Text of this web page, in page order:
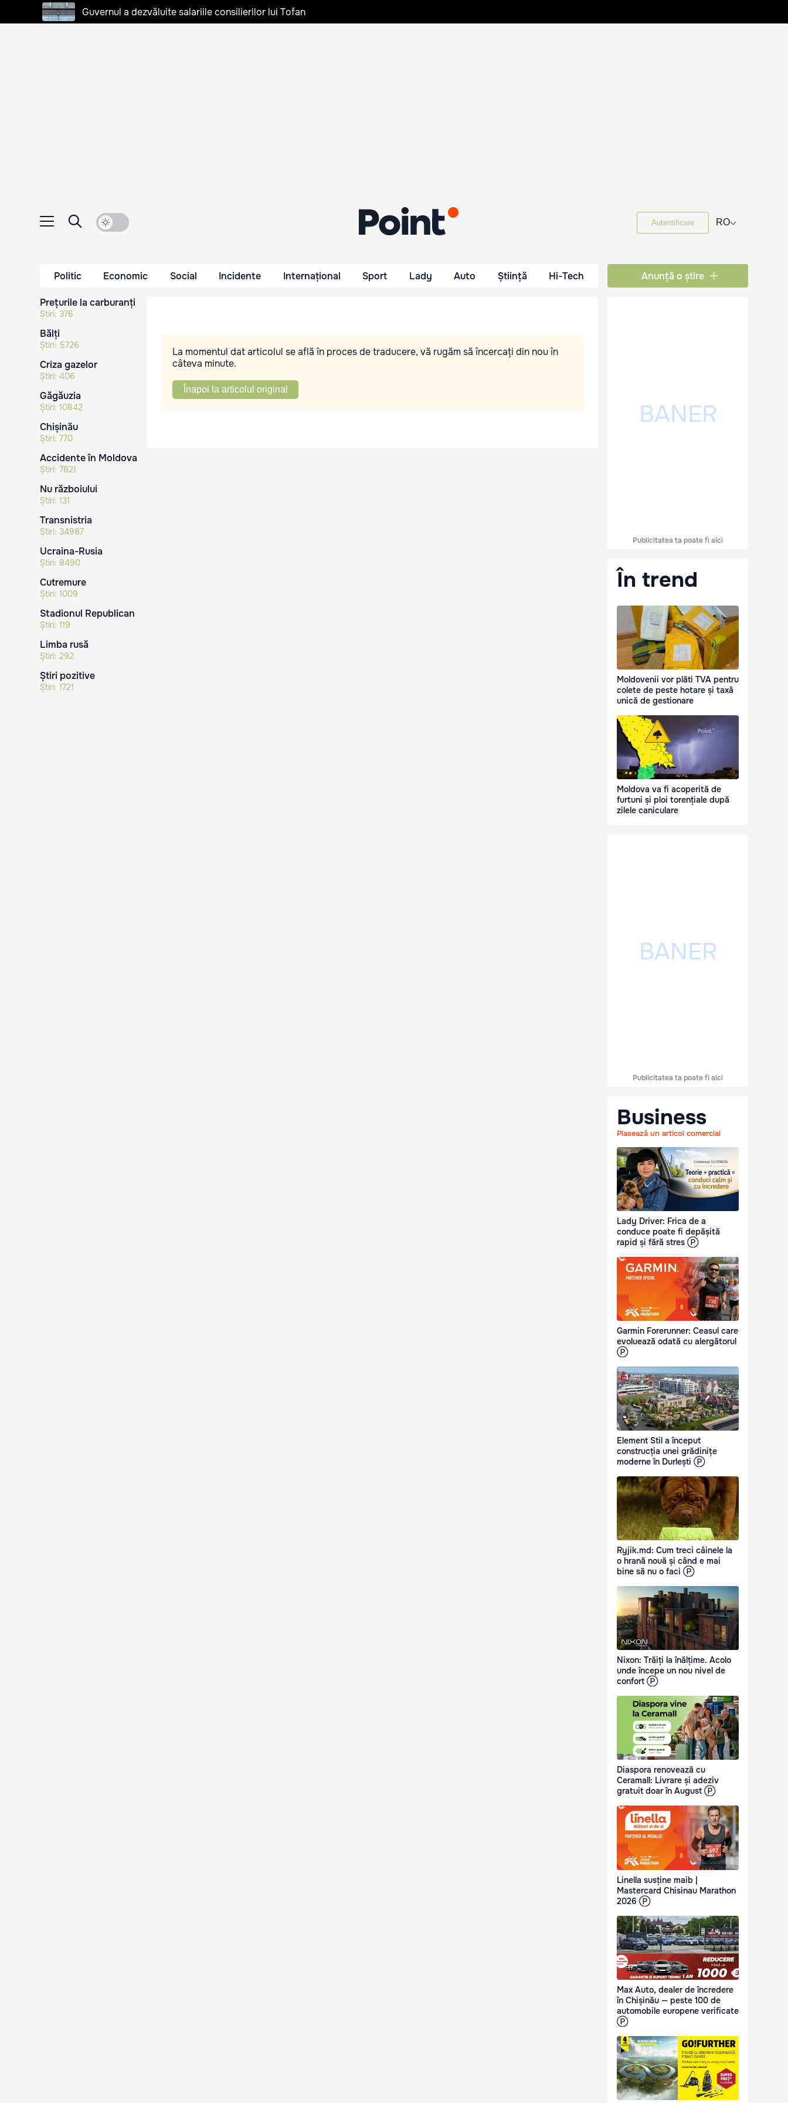
Guvernul a dezvăluite salariile consilierilor lui Tofan
Autentificare RO⌵
Politic Economic Social Incidente Internațional Sport Lady Auto Știință Hi-Tech Anunță o știre
Prețurile la carburanți
Știri: 376
Bălți
Știri: 5726
Criza gazelor
Știri: 406
Găgăuzia
Știri: 10842
Chișinău
Știri: 770
Accidente în Moldova
Știri: 7821
Nu războiului
Știri: 131
Transnistria
Știri: 34987
Ucraina-Rusia
Știri: 8490
Cutremure
Știri: 1009
Stadionul Republican
Știri: 119
Limba rusă
Știri: 292
Știri pozitive
Știri: 1721
La momentul dat articolul se află în proces de traducere, vă rugăm să încercați din nou în
câteva minute.
Înapoi la articolul original
Publicitatea ta poate fi aici
În trend
Moldovenii vor plăti TVA pentru
colete de peste hotare și taxă
unică de gestionare
Moldova va fi acoperită de
furtuni și ploi torențiale după
zilele caniculare
Publicitatea ta poate fi aici
Business
Plasează un articol comercial
Lady Driver: Frica de a
conduce poate fi depășită
rapid și fără stres Ⓟ
Garmin Forerunner: Ceasul care
evoluează odată cu alergătorul
Ⓟ
Element Stil a început
construcția unei grădinițe
moderne în Durlești Ⓟ
Ryjik.md: Cum treci câinele la
o hrană nouă și când e mai
bine să nu o faci Ⓟ
Nixon: Trăiți la înălțime. Acolo
unde începe un nou nivel de
confort Ⓟ
Diaspora renovează cu
Ceramall: Livrare și adeziv
gratuit doar în August Ⓟ
Linella susține maib |
Mastercard Chisinau Marathon
2026 Ⓟ
Max Auto, dealer de încredere
în Chișinău — peste 100 de
automobile europene verificate
Ⓟ